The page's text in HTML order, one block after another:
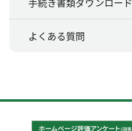
よくある質問